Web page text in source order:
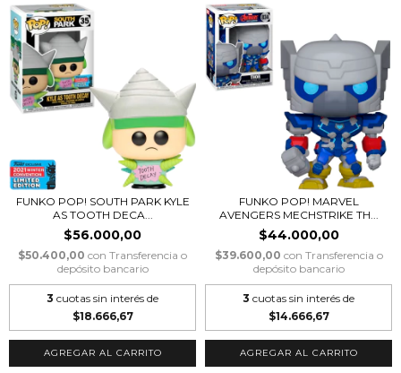
FUNKO POP! SOUTH PARK KYLE
AS TOOTH DECA...
$56.000,00
$50.400,00 con Transferencia o
depósito bancario
3 cuotas sin interés de
$18.666,67
FUNKO POP! MARVEL
AVENGERS MECHSTRIKE TH...
$44.000,00
$39.600,00 con Transferencia o
depósito bancario
3 cuotas sin interés de
$14.666,67